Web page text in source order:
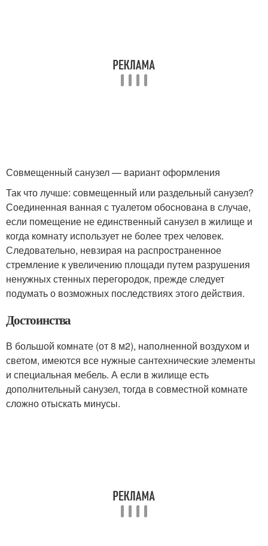
Совмещенный санузел — вариант оформления
Так что лучше: совмещенный или раздельный санузел?
Соединенная ванная с туалетом обоснована в случае,
если помещение не единственный санузел в жилище и
когда комнату использует не более трех человек.
Следовательно, невзирая на распространенное
стремление к увеличению площади путем разрушения
ненужных стенных перегородок, прежде следует
подумать о возможных последствиях этого действия.
Достоинства
В большой комнате (от 8 м2), наполненной воздухом и
светом, имеются все нужные сантехнические элементы
и специальная мебель. А если в жилище есть
дополнительный санузел, тогда в совместной комнате
сложно отыскать минусы.